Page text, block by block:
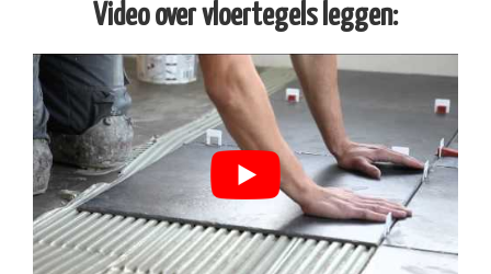
Video over vloertegels leggen: